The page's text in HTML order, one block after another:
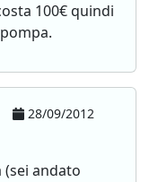
100€ quindi
28/09/2012
(sei andato